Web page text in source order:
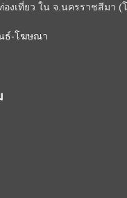
งเที่ยว ใน จ.นครราชสีมา (
ธ์-โฆษณา